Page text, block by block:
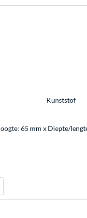
Kunststof
65 mm x Diepte/